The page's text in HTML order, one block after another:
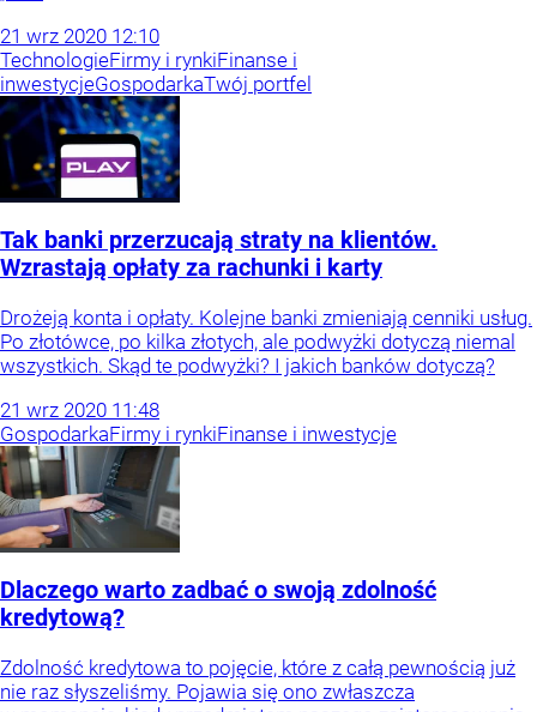
21 wrz 2020 12:10
TechnologieFirmy i rynkiFinanse i
inwestycjeGospodarkaTwój portfel
Tak banki przerzucają straty na klientów.
Wzrastają opłaty za rachunki i karty
Drożeją konta i opłaty. Kolejne banki zmieniają cenniki usług.
Po złotówce, po kilka złotych, ale podwyżki dotyczą niemal
wszystkich. Skąd te podwyżki? I jakich banków dotyczą?
21 wrz 2020 11:48
GospodarkaFirmy i rynkiFinanse i inwestycje
Dlaczego warto zadbać o swoją zdolność
kredytową?
Zdolność kredytowa to pojęcie, które z całą pewnością już
nie raz słyszeliśmy. Pojawia się ono zwłaszcza